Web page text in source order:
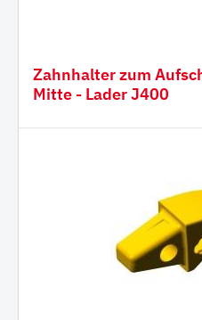
Zahnhalter zum
Mitte - Lader J400